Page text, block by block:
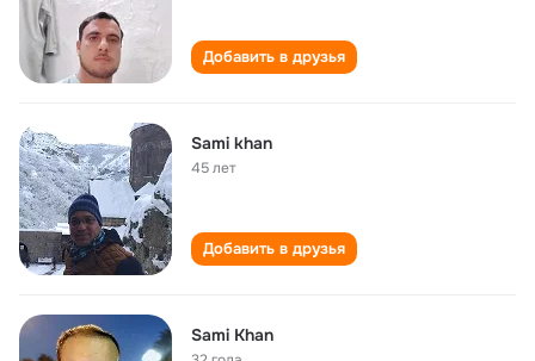
Добавить в друзья
Sami khan
45 лет
Добавить в друзья
Sami Khan